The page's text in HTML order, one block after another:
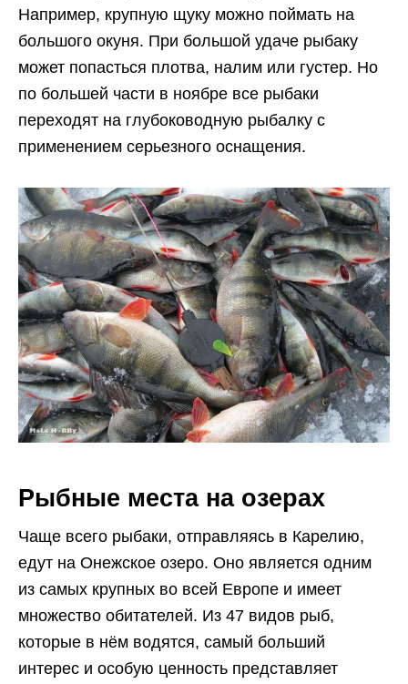
Например, крупную щуку можно поймать на
большого окуня. При большой удаче рыбаку
может попасться плотва, налим или густер. Но
по большей части в ноябре все рыбаки
переходят на глубоководную рыбалку с
применением серьезного оснащения.
Рыбные места на озерах
Чаще всего рыбаки, отправляясь в Карелию,
едут на Онежское озеро. Оно является одним
из самых крупных во всей Европе и имеет
множество обитателей. Из 47 видов рыб,
которые в нём водятся, самый больший
интерес и особую ценность представляет